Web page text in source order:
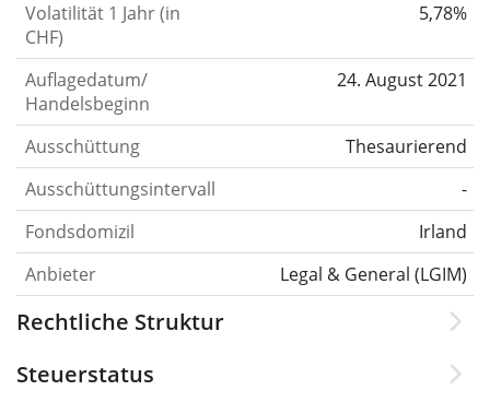
Volatilität 1 Jahr (in
CHF)
5,78%
Auflagedatum/
Handelsbeginn
24. August 2021
Ausschüttung
Thesaurierend
Ausschüttungsintervall
-
Fondsdomizil
Irland
Anbieter
Legal & General (LGIM)
Rechtliche Struktur
Steuerstatus